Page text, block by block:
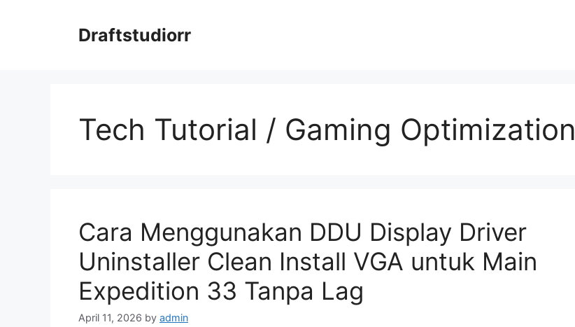
Draftstudiorr
Tech Tutorial / Gaming Optimization
Cara Menggunakan DDU Display Driver
Uninstaller Clean Install VGA untuk Main
Expedition 33 Tanpa Lag
April 11, 2026 by admin